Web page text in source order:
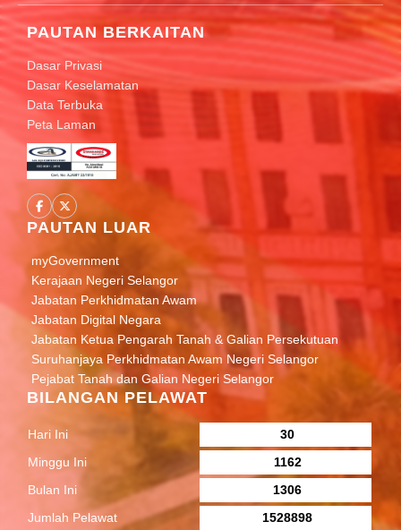
PAUTAN BERKAITAN
Dasar Privasi
Dasar Keselamatan
Data Terbuka
Peta Laman
PAUTAN LUAR
myGovernment
Kerajaan Negeri Selangor
Jabatan Perkhidmatan Awam
Jabatan Digital Negara
Jabatan Ketua Pengarah Tanah & Galian Persekutuan
Suruhanjaya Perkhidmatan Awam Negeri Selangor
Pejabat Tanah dan Galian Negeri Selangor
BILANGAN PELAWAT
Hari Ini
30
Minggu Ini
1162
Bulan Ini
1306
Jumlah Pelawat
1528898